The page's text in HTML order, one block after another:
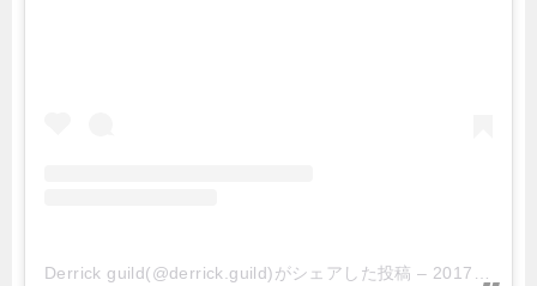
Derrick guild(@derrick.guild)がシェアした投稿 – 2017年 5月月13日午前6時58分PDT